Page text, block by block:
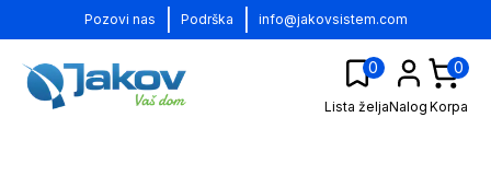
Pozovi nas Podrška info@jakovsistem.com
0
Lista željaNalog
0
Korpa